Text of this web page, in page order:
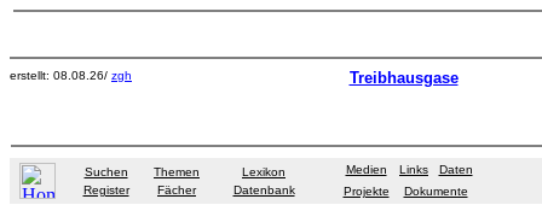
erstellt: 08.08.26/ zgh Treibhausgase
Suchen Themen
Lexikon
Register
Fächer Datenbank
Medien Links
Daten
Projekte
Dokumente